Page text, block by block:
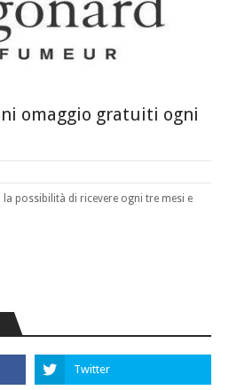
omaggio gratuiti ogni
la possibilità di ricevere ogni tre mesi e